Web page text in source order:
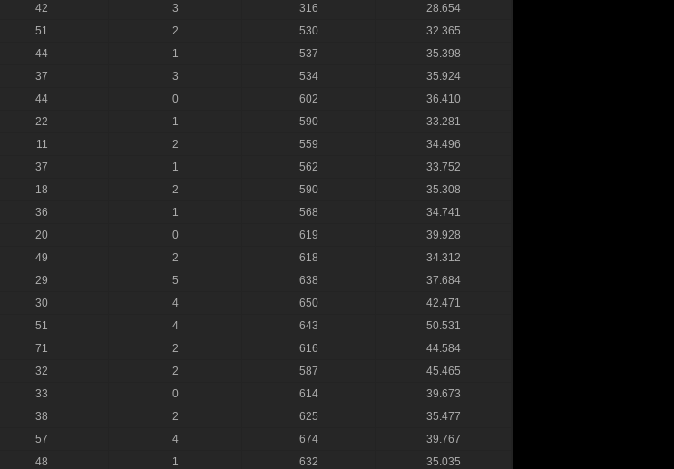
42 3 316
28.654
51 2 530
32.365
44 1 537
35.398
37 3 534
35.924
44 0 602
36.410
22 1 590
33.281
11 2 559
34.496
37 1 562
33.752
18 2 590
35.308
36 1 568
34.741
20 0 619
39.928
49 2 618
34.312
29 5 638
37.684
30 4 650
42.471
51 4 643
50.531
71 2 616
44.584
32 2 587
45.465
33 0 614
39.673
38 2 625
35.477
57 4 674
39.767
48 1 632
35.035